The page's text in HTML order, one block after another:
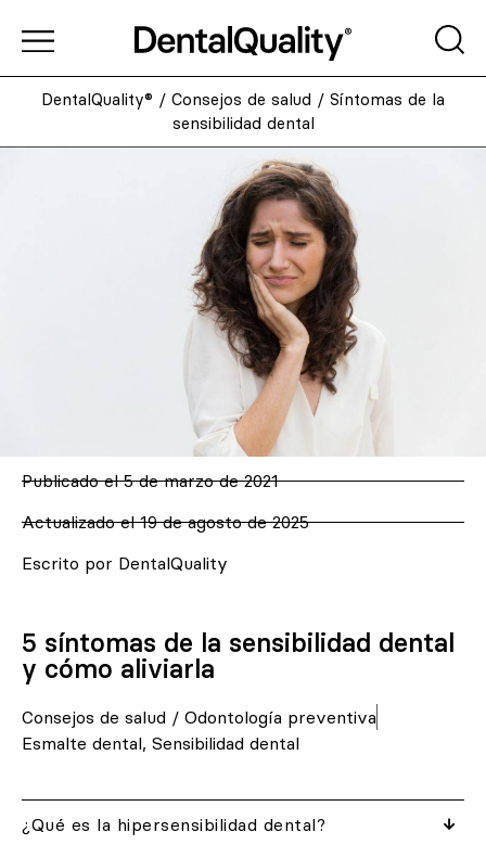
DentalQuality® / Consejos de salud / Síntomas de la
sensibilidad dental
Publicado el 5 de marzo de 2021
Actualizado el 19 de agosto de 2025
Escrito por DentalQuality
5 síntomas de la sensibilidad dental
y cómo aliviarla
Consejos de salud / Odontología preventiva
Esmalte dental, Sensibilidad dental
¿Qué es la hipersensibilidad dental?